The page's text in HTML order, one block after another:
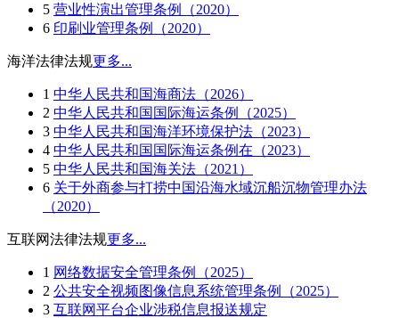
5 营业性演出管理条例（2020）
6 印刷业管理条例（2020）
海洋法律法规更多...
1 中华人民共和国海商法（2026）
2 中华人民共和国国际海运条例（2025）
3 中华人民共和国海洋环境保护法（2023）
4 中华人民共和国国际海运条例在（2023）
5 中华人民共和国海关法（2021）
6 关于外商参与打捞中国沿海水域沉船沉物管理办法
（2020）
互联网法律法规更多...
1 网络数据安全管理条例（2025）
2 公共安全视频图像信息系统管理条例（2025）
3 互联网平台企业涉税信息报送规定